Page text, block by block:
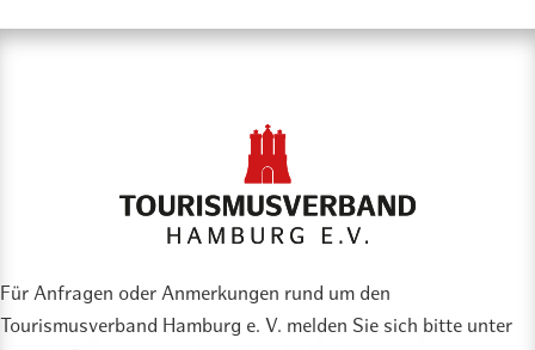
Für Anfragen oder Anmerkungen rund um den
Tourismusverband Hamburg e. V. melden Sie sich bitte unter